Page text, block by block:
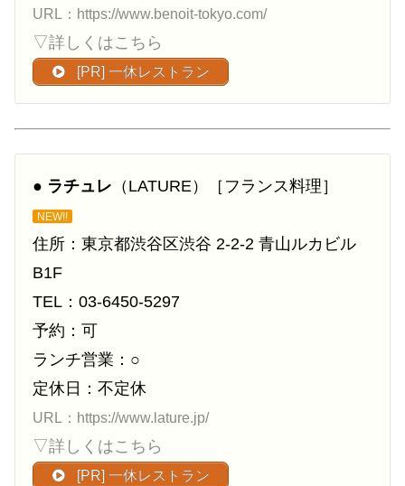
URL：https://www.benoit-tokyo.com/
▽詳しくはこちら
[PR] 一休レストラン
● ラチュレ （LATURE）［フランス料理］
NEW!!
住所：東京都渋谷区渋谷 2-2-2 青山ルカビル
B1F
TEL：03-6450-5297
予約：可
ランチ営業：○
定休日：不定休
URL：https://www.lature.jp/
▽詳しくはこちら
[PR] 一休レストラン